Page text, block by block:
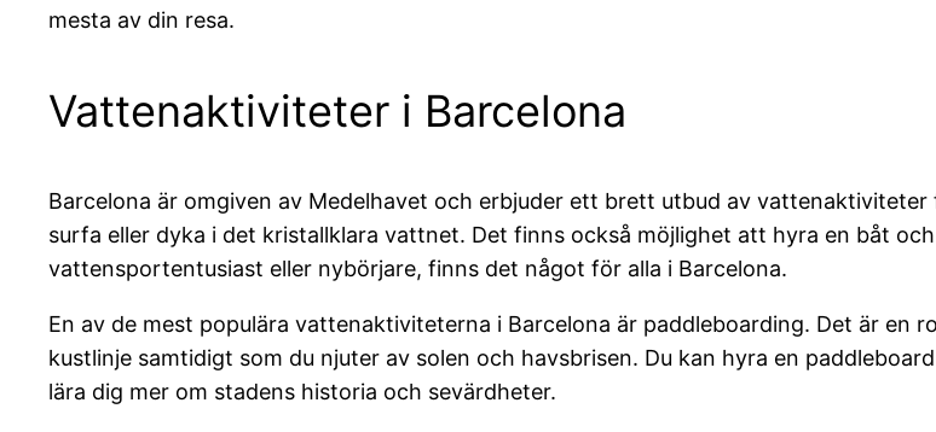
mesta av din resa.
Vattenaktiviteter i Barcelona
Barcelona är omgiven av Medelhavet och erbjuder ett brett utbud av
surfa eller dyka i det kristallklara vattnet. Det finns också möjlighet att hyra en båt
vattensportentusiast eller nybörjare, finns det något för alla i Barcelona.
En av de mest populära vattenaktiviteterna i Barcelona är paddleboarding. Det är
kustlinje samtidigt som du njuter av solen och havsbrisen. Du kan hyra en
lära dig mer om stadens historia och sevärdheter.